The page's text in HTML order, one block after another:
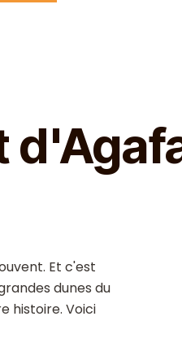
Et c'est
dunes du
histoire. Voici